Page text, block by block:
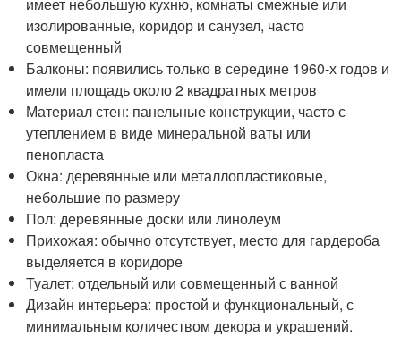
изолированные, коридор и санузел, часто
совмещенный
Балконы: появились только в середине 1960-х годов и
имели площадь около 2 квадратных метров
Материал стен: панельные конструкции, часто с
утеплением в виде минеральной ваты или
пенопласта
Окна: деревянные или металлопластиковые,
небольшие по размеру
Пол: деревянные доски или линолеум
Прихожая: обычно отсутствует, место для гардероба
выделяется в коридоре
Туалет: отдельный или совмещенный с ванной
Дизайн интерьера: простой и функциональный, с
минимальным количеством декора и украшений.